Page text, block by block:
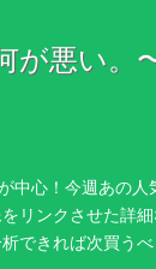
が悪い。
中心！今週あの人
リンクさせた詳
できれば次買う